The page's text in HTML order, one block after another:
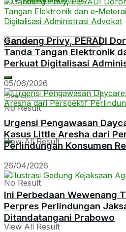
Informasi Publik
No Result
View All Result
No Result
View All Result
Gandeng Privy, PERADI
Tanda Tangan Elektronik
Perkuat Digitalisasi
05/06/2026
Urgensi Pengawasan
Kasus Little Aresha dari
Perlindungan Konsumen
26/04/2026
Ini Perbedaan Wewenang
Perpres Perlindungan
Ditandatangani Prabowo